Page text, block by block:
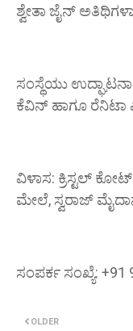
ಶ್ವೇತಾ ಜೈನ್
ಸಂಸ್ಥೆಯು
ಕೆವಿನ್ ಹಾಗೂ ರೆನಿಟಾ
ವಿಳಾಸ: ಕ್ರಿಸ್ಟಲ್
ಮೇಲೆ, ಸ್ವರಾಜ್
ಸಂಪರ್ಕ ಸಂಖ್ಯೆ: +91
OLDER